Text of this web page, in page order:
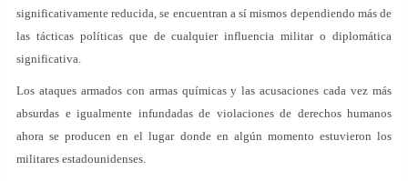
significativamente reducida, se encuentran a sí mismos dependiendo más de
las tácticas políticas que de cualquier influencia militar o diplomática
significativa.
Los ataques armados con armas químicas y las acusaciones cada vez más
absurdas e igualmente infundadas de violaciones de derechos humanos
ahora se producen en el lugar donde en algún momento estuvieron los
militares estadounidenses.